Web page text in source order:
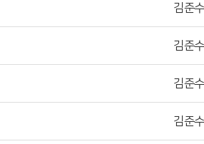
김준
김준
김준
김준